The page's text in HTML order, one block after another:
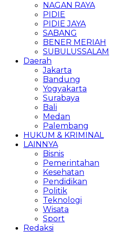
NAGAN RAYA
PIDIE
PIDIE JAYA
SABANG
BENER MERIAH
SUBULUSSALAM
Daerah
Jakarta
Bandung
Yogyakarta
Surabaya
Bali
Medan
Palembang
HUKUM & KRIMINAL
LAINNYA
Bisnis
Pemerintahan
Kesehatan
Pendidikan
Politik
Teknologi
Wisata
Sport
Redaksi